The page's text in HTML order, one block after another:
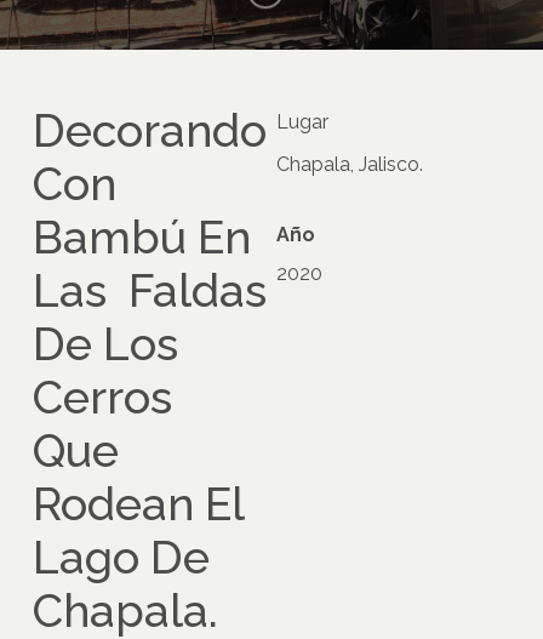
Decorando
Con
Bambú En
Las Faldas
De Los
Cerros
Que
Rodean El
Lago De
Chapala.
Lugar
Chapala, Jalisco.
Año
2020